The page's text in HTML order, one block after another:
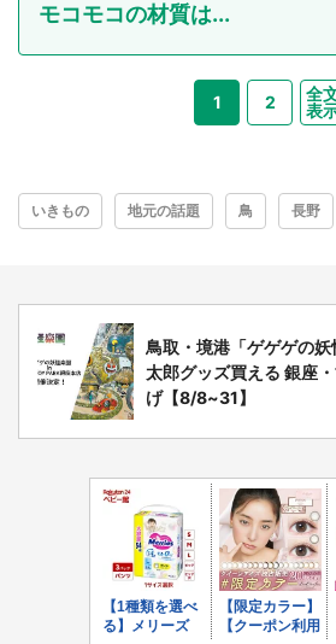
モコモコの材質は...
1 2
全
表
いきもの 地元の話題 鳥 長野
鳥取・境港「ゲゲゲの
太郎グッズ買える 銀座
げ【8/8~31】